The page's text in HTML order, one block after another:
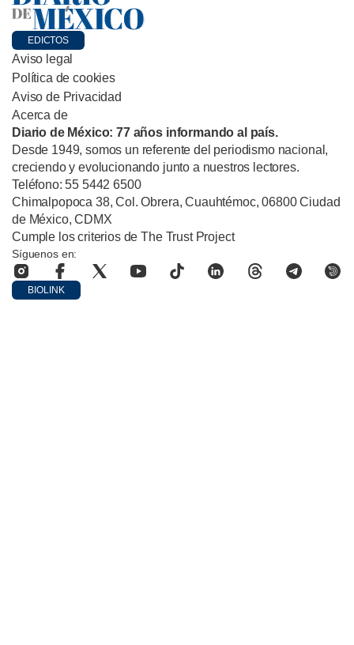
EDICTOS
Aviso legal
Política de cookies
Aviso de Privacidad
Acerca de
Diario de México: 77 años informando al país.
Desde 1949, somos un referente del periodismo nacional,
creciendo y evolucionando junto a nuestros lectores.
Teléfono: 55 5442 6500
Chimalpopoca 38, Col. Obrera, Cuauhtémoc, 06800 Ciudad
de México, CDMX
Cumple los criterios de The Trust Project
Síguenos en:
BIOLINK